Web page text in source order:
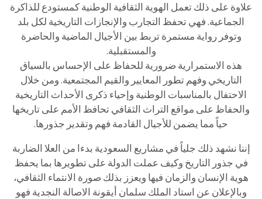
علاوة على ذلك تعمل الهوية الثقافية الوطنية كمستودع للذاكرة
الجماعية. فهي تحفظ التجارب والإنجازات التاريخية لكل بلد
وتوفر رواية مستمرة تربط بين الأجيال الماضية والحاضرة
والمستقبلية.
هذه الاستمرارية ضرورية للحفاظ على الإحساس بالسياق
التاريخي وفهم تطور المعايير والقيم المجتمعية. ومن خلال
الاحتفال بالمناسبات الوطنية وإحياء ذكرى الأحداث التاريخية
والحفاظ على مواقع التراث الثقافي تحافظ الأمم على تاريخها
حياً مما يضمن للأجيال القادمة فهم وتقدير جذورها.
إننا نشهد ذلك جلياً في مشاريع السعودية بدءا من العلا الضاربة
في جذور التاريخ وكيف عملت الدولة على تطويرها بما يحفظ
هوية الإنسان والزمان فيها ويعزز بذلك صورة الانتماء الثقافي،
وبالإعلان عن استاد الملك سلمان أيقونة الاصالة النجدية فهو